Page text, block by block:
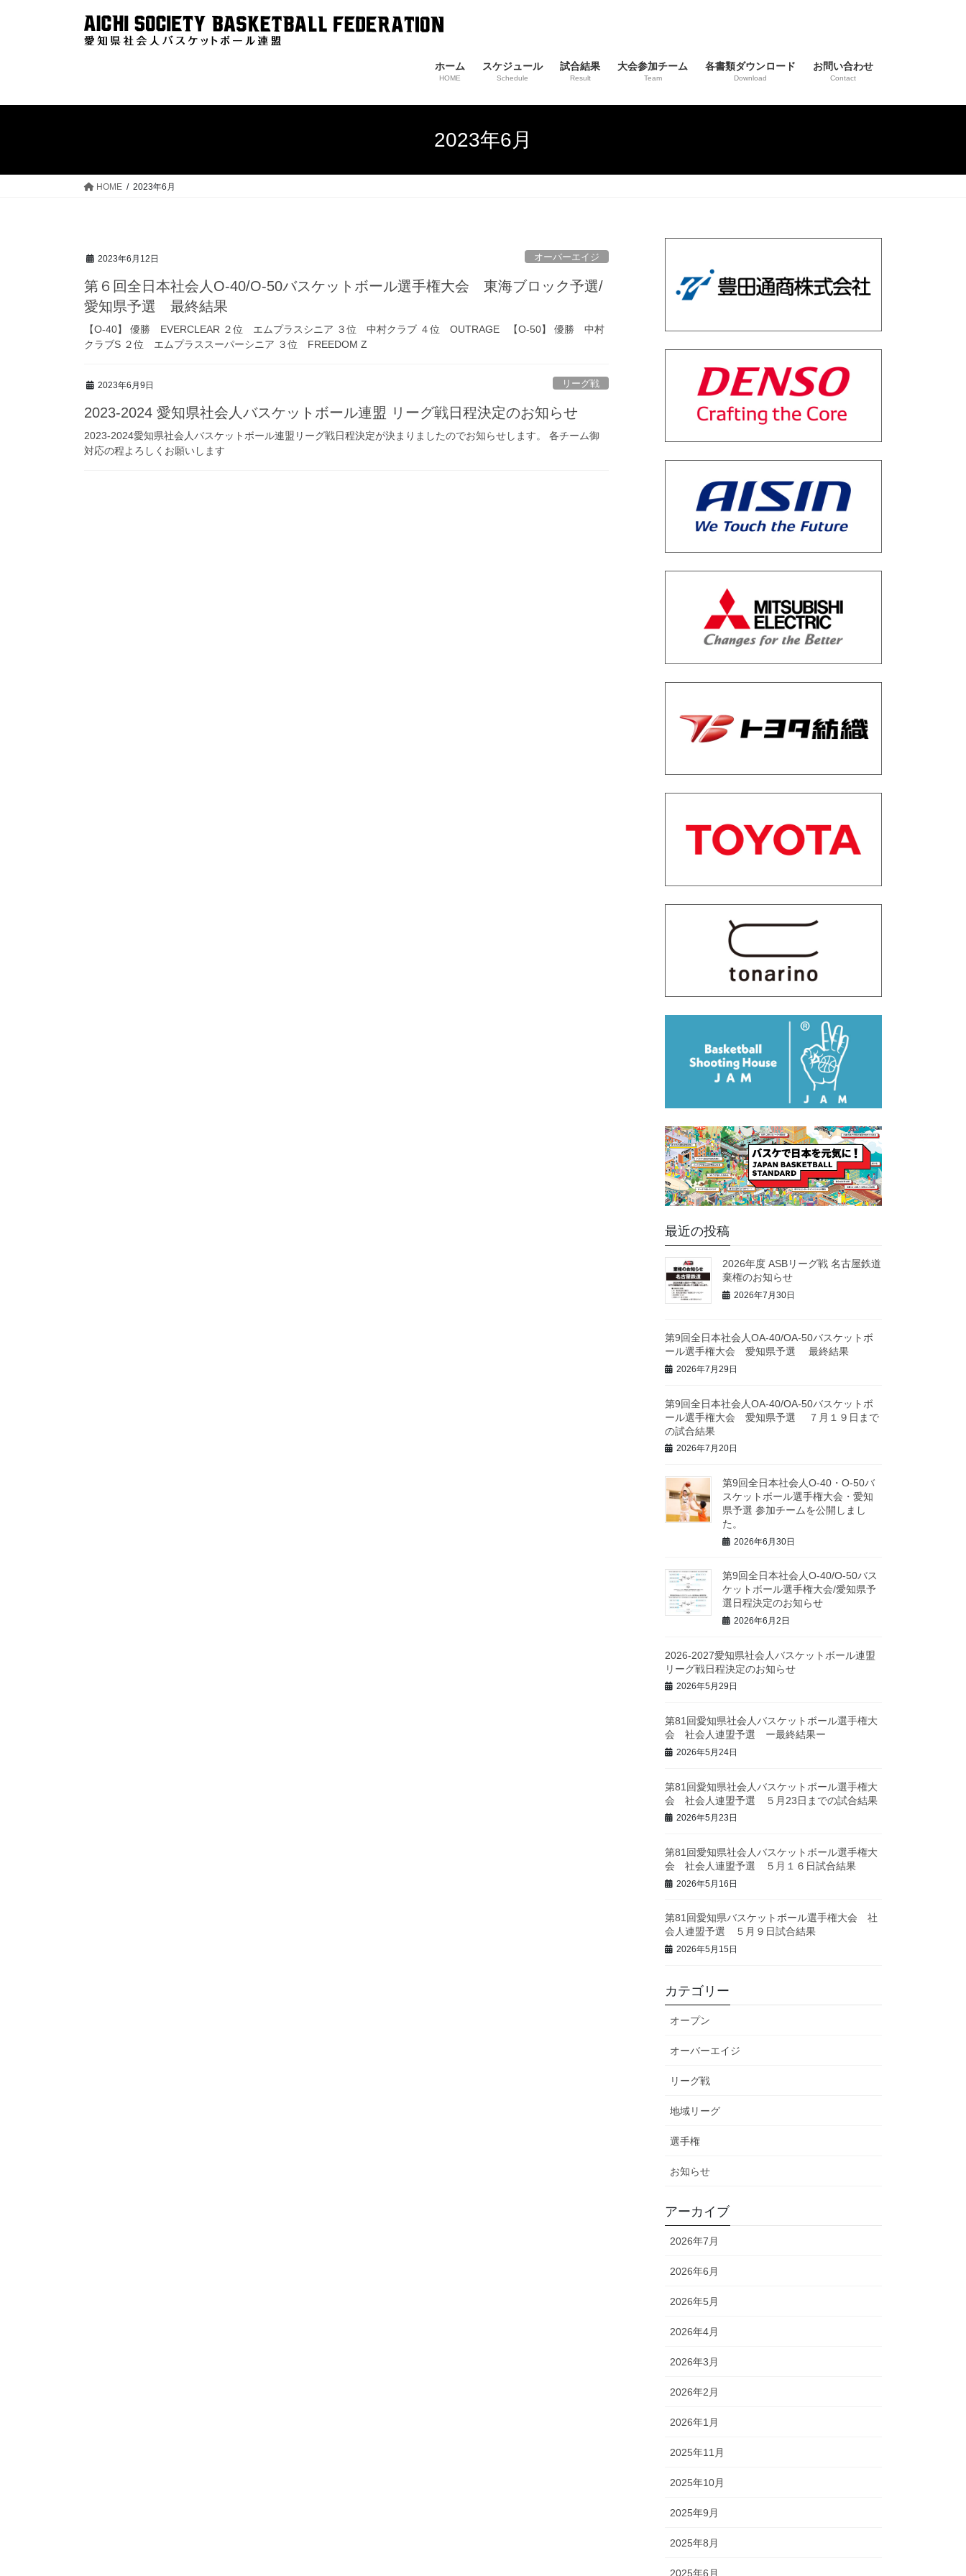
ホーム
HOME
スケジュール
Schedule
試合結果
Result
大会参加チーム
Team
各書類ダウンロード
Download
お問い合わせ
Contact
2023年6月
HOME 2023年6月
2023年6月12日 オーバーエイジ
第６回全日本社会人O-40/O-50バスケットボール選手権大会 東海ブロック予選/
愛知県予選 最終結果
【O-40】 優勝 EVERCLEAR ２位 エムプラスシニア ３位 中村クラブ ４位 OUTRAGE 【O-50】 優勝 中村
クラブS ２位 エムプラススーパーシニア ３位 FREEDOM Z
2023年6月9日 リーグ戦
2023-2024 愛知県社会人バスケットボール連盟 リーグ戦日程決定のお知らせ
2023-2024愛知県社会人バスケットボール連盟リーグ戦日程決定が決まりましたのでお知らせします。 各チーム御
対応の程よろしくお願いします
最近の投稿
2026年度 ASBリーグ戦 名古屋鉄道
棄権のお知らせ
2026年7月30日
第9回全日本社会人OA-40/OA-50バスケットボ
ール選手権大会 愛知県予選 最終結果
2026年7月29日
第9回全日本社会人OA-40/OA-50バスケットボ
ール選手権大会 愛知県予選 ７月１９日まで
の試合結果
2026年7月20日
第9回全日本社会人O-40・O-50バ
スケットボール選手権大会・愛知
県予選 参加チームを公開しまし
た。
2026年6月30日
第9回全日本社会人O-40/O-50バス
ケットボール選手権大会/愛知県予
選日程決定のお知らせ
2026年6月2日
2026-2027愛知県社会人バスケットボール連盟
リーグ戦日程決定のお知らせ
2026年5月29日
第81回愛知県社会人バスケットボール選手権大
会 社会人連盟予選 ー最終結果ー
2026年5月24日
第81回愛知県社会人バスケットボール選手権大
会 社会人連盟予選 ５月23日までの試合結果
2026年5月23日
第81回愛知県社会人バスケットボール選手権大
会 社会人連盟予選 ５月１６日試合結果
2026年5月16日
第81回愛知県バスケットボール選手権大会 社
会人連盟予選 ５月９日試合結果
2026年5月15日
カテゴリー
オープン
オーバーエイジ
リーグ戦
地域リーグ
選手権
お知らせ
アーカイブ
2026年7月
2026年6月
2026年5月
2026年4月
2026年3月
2026年2月
2026年1月
2025年11月
2025年10月
2025年9月
2025年8月
2025年6月